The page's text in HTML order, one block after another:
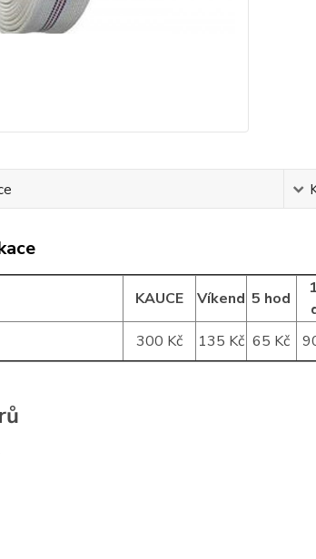
KAUCE Víkend 5 hod
300 Kč 135 Kč 65 Kč